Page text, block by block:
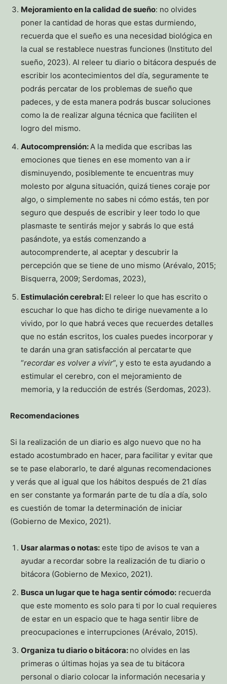
Mejoramiento en la calidad de sueño: no olvides
poner la cantidad de horas que estas durmiendo,
recuerda que el sueño es una necesidad biológica en
la cual se restablece nuestras funciones (Instituto del
sueño, 2023). Al releer tu diario o bitácora después de
escribir los acontecimientos del día, seguramente te
podrás percatar de los problemas de sueño que
padeces, y de esta manera podrás buscar soluciones
como la de realizar alguna técnica que faciliten el
logro del mismo.
Autocomprensión: A la medida que escribas las
emociones que tienes en ese momento van a ir
disminuyendo, posiblemente te encuentras muy
molesto por alguna situación, quizá tienes coraje por
algo, o simplemente no sabes ni cómo estás, ten por
seguro que después de escribir y leer todo lo que
plasmaste te sentirás mejor y sabrás lo que está
pasándote, ya estás comenzando a
autocomprenderte, al aceptar y descubrir la
percepción que se tiene de uno mismo (Arévalo, 2015;
Bisquerra, 2009; Serdomas, 2023),
Estimulación cerebral: El releer lo que has escrito o
escuchar lo que has dicho te dirige nuevamente a lo
vivido, por lo que habrá veces que recuerdes detalles
que no están escritos, los cuales puedes incorporar y
te darán una gran satisfacción al percatarte que
“recordar es volver a vivir”, y esto te esta ayudando a
estimular el cerebro, con el mejoramiento de
memoria, y la reducción de estrés (Serdomas, 2023).
Recomendaciones
Si la realización de un diario es algo nuevo que no ha
estado acostumbrado en hacer, para facilitar y evitar que
se te pase elaborarlo, te daré algunas recomendaciones
y verás que al igual que los hábitos después de 21 días
en ser constante ya formarán parte de tu día a día, solo
es cuestión de tomar la determinación de iniciar
(Gobierno de Mexico, 2021).
Usar alarmas o notas: este tipo de avisos te van a
ayudar a recordar sobre la realización de tu diario o
bitácora (Gobierno de Mexico, 2021).
Busca un lugar que te haga sentir cómodo: recuerda
que este momento es solo para ti por lo cual requieres
de estar en un espacio que te haga sentir libre de
preocupaciones e interrupciones (Arévalo, 2015).
Organiza tu diario o bitácora: no olvides en las
primeras o últimas hojas ya sea de tu bitácora
personal o diario colocar la información necesaria y